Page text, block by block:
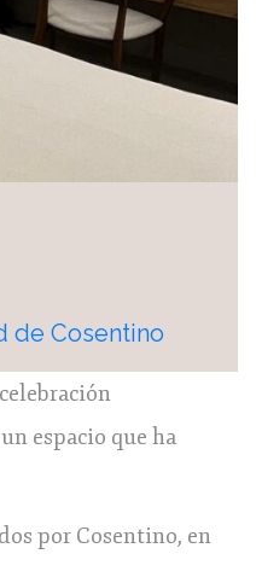
de Cosentino
espacio que ha
por Cosentino, en